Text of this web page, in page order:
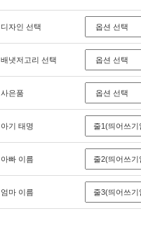
디자인 선택
배냇저고리 선택
사은품
아기 태명
아빠 이름
엄마 이름